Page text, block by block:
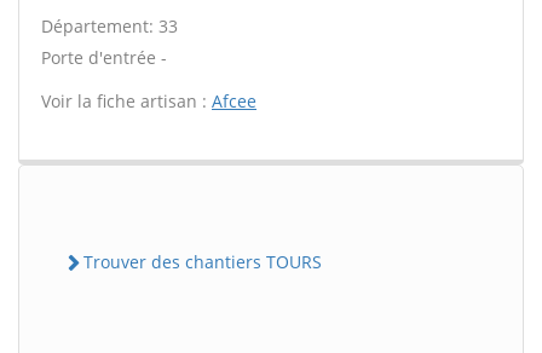
Département: 33
Porte d'entrée -
Voir la fiche artisan : Afcee
Trouver des chantiers TOURS